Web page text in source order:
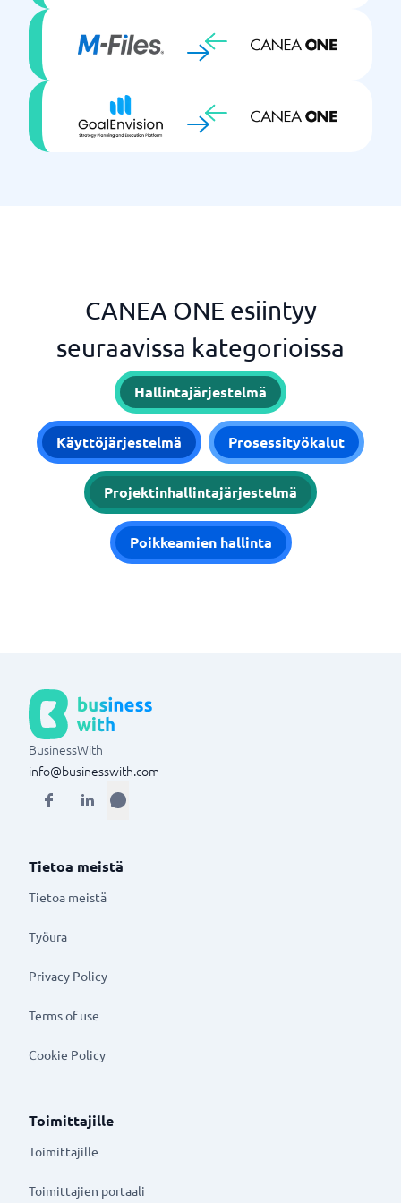
CANEA ONE esiintyy
seuraavissa kategorioissa
Hallintajärjestelmä
Käyttöjärjestelmä Prosessityökalut
Projektinhallintajärjestelmä
Poikkeamien hallinta
BusinessWith
info@businesswith.com
Tietoa meistä
Tietoa meistä
Työura
Privacy Policy
Terms of use
Cookie Policy
Toimittajille
Toimittajille
Toimittajien portaali